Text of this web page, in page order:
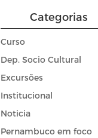
Categorias
Curso
Dep. Socio Cultural
Excursões
Institucional
Noticia
Pernambuco em foco